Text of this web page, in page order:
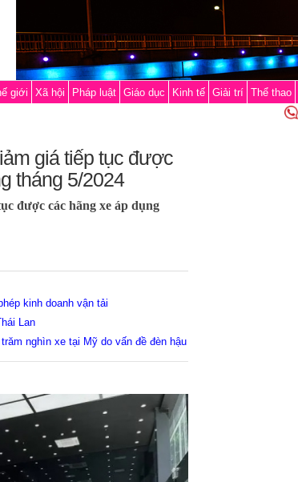
giới Xã hội Pháp luật Giáo dục Kinh tế Giải trí Thể thao
giá tiếp tục được
tháng 5/2024
được các hãng xe áp dụng
kinh doanh vận tải
Lan
nghìn xe tại Mỹ do vấn đề đèn hậu